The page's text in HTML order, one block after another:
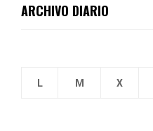
ARCHIVO DIARIO
L M X